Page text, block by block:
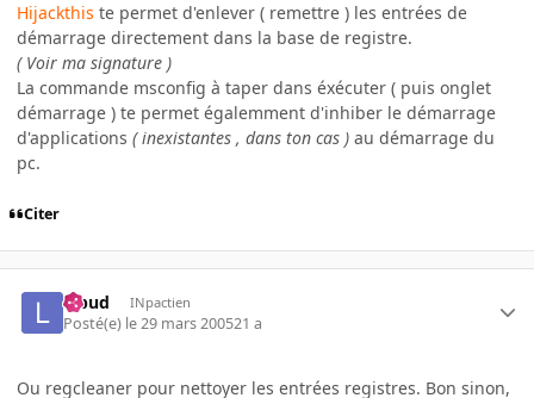
Hijackthis te permet d'enlever ( remettre ) les entrées de
démarrage directement dans la base de registre.
( Voir ma signature )
La commande msconfig à taper dans éxécuter ( puis onglet
démarrage ) te permet égalemment d'inhiber le démarrage
d'applications ( inexistantes , dans ton cas ) au démarrage du
pc.
Citer
lebud INpactien
Posté(e) le 29 mars 200521 a
Ou regcleaner pour nettoyer les entrées registres. Bon sinon,